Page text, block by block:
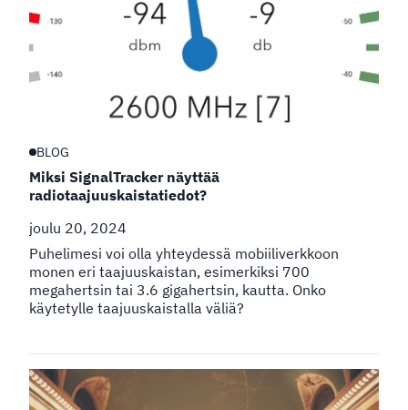
BLOG
Miksi SignalTracker näyttää
radiotaajuuskaistatiedot?
joulu 20, 2024
Puhelimesi voi olla yhteydessä mobiiliverkkoon
monen eri taajuuskaistan, esimerkiksi 700
megahertsin tai 3.6 gigahertsin, kautta. Onko
käytetylle taajuuskaistalla väliä?